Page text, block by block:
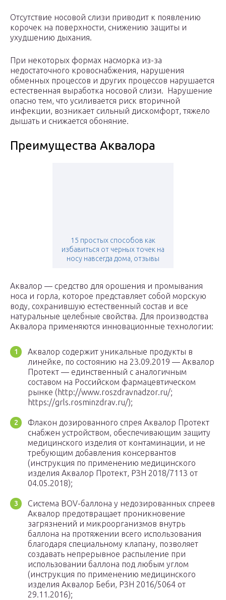
Отсутствие носовой слизи приводит к появлению
корочек на поверхности, снижению защиты и
ухудшению дыхания.
При некоторых формах насморка из-за
недостаточного кровоснабжения, нарушения
обменных процессов и других процессов нарушается
естественная выработка носовой слизи. Нарушение
опасно тем, что усиливается риск вторичной
инфекции, возникает сильный дискомфорт, тяжело
дышать и снижается обоняние.
Преимущества Аквалора
15 простых способов как
избавиться от черных точек на
носу навсегда дома, отзывы
Аквалор — средство для орошения и промывания
носа и горла, которое представляет собой морскую
воду, сохранившую естественный состав и все
натуральные целебные свойства. Для производства
Аквалора применяются инновационные технологии:
Аквалор содержит уникальные продукты в
линейке, по состоянию на 23.09.2019 — Аквалор
Протект — единственный с аналогичным
составом на Российском фармацевтическом
рынке (http://www.roszdravnadzor.ru/;
https://grls.rosminzdrav.ru/);
Флакон дозированного спрея Аквалор Протект
снабжен устройством, обеспечивающим защиту
медицинского изделия от контаминации, и не
требующим добавления консервантов
(инструкция по применению медицинского
изделия Аквалор Протект, РЗН 2018/7113 от
04.05.2018);
Система BOV-баллона у недозированных спреев
Аквалор предотвращает проникновение
загрязнений и микроорганизмов внутрь
баллона на протяжении всего использования
благодаря специальному клапану, позволяет
создавать непрерывное распыление при
использовании баллона под любым углом
(инструкция по применению медицинского
изделия Аквалор Беби, РЗН 2016/5064 от
29.11.2016);